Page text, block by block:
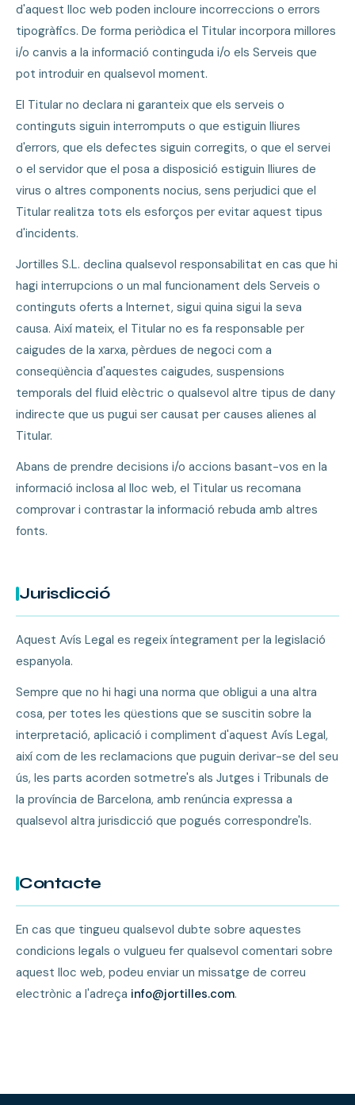
d'aquest lloc web poden incloure incorreccions o errors
tipogràfics. De forma periòdica el Titular incorpora millores
i/o canvis a la informació continguda i/o els Serveis que
pot introduir en qualsevol moment.
El Titular no declara ni garanteix que els serveis o
continguts siguin interromputs o que estiguin lliures
d'errors, que els defectes siguin corregits, o que el servei
o el servidor que el posa a disposició estiguin lliures de
virus o altres components nocius, sens perjudici que el
Titular realitza tots els esforços per evitar aquest tipus
d'incidents.
Jortilles S.L. declina qualsevol responsabilitat en cas que hi
hagi interrupcions o un mal funcionament dels Serveis o
continguts oferts a Internet, sigui quina sigui la seva
causa. Així mateix, el Titular no es fa responsable per
caigudes de la xarxa, pèrdues de negoci com a
conseqüència d'aquestes caigudes, suspensions
temporals del fluid elèctric o qualsevol altre tipus de dany
indirecte que us pugui ser causat per causes alienes al
Titular.
Abans de prendre decisions i/o accions basant-vos en la
informació inclosa al lloc web, el Titular us recomana
comprovar i contrastar la informació rebuda amb altres
fonts.
Jurisdicció
Aquest Avís Legal es regeix íntegrament per la legislació
espanyola.
Sempre que no hi hagi una norma que obligui a una altra
cosa, per totes les qüestions que se suscitin sobre la
interpretació, aplicació i compliment d'aquest Avís Legal,
així com de les reclamacions que puguin derivar-se del seu
ús, les parts acorden sotmetre's als Jutges i Tribunals de
la província de Barcelona, amb renúncia expressa a
qualsevol altra jurisdicció que pogués correspondre'ls.
Contacte
En cas que tingueu qualsevol dubte sobre aquestes
condicions legals o vulgueu fer qualsevol comentari sobre
aquest lloc web, podeu enviar un missatge de correu
electrònic a l'adreça info@jortilles.com.